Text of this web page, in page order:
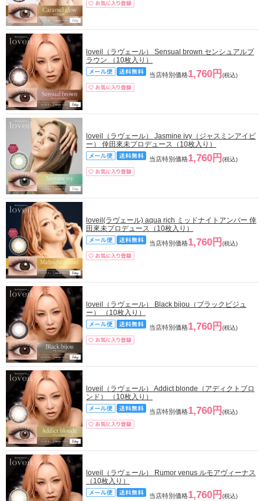
loveil（ラヴェール） Sensual brown センシュアルブ
ラウン （10枚入り）
当店特別価格1,760円 (税込)
loveil（ラヴェール） Jasmine ivy（ジャスミンアイビ
ー） 倖田來未プロデュース（10枚入り）
当店特別価格1,760円 (税込)
loveil(ラヴェール) aqua rich ミッドナイトアンバー 倖
田來未プロデュース（10枚入り）
当店特別価格1,760円 (税込)
loveil（ラヴェール） Black bijou（ブラックビジュ
ー） （10枚入り）
当店特別価格1,760円 (税込)
loveil（ラヴェール） Addict blonde（アディクトブロ
ンド） （10枚入り）
当店特別価格1,760円 (税込)
loveil（ラヴェール） Rumor venus ルモアヴィーナス
（10枚入り）
当店特別価格1,760円 (税込)